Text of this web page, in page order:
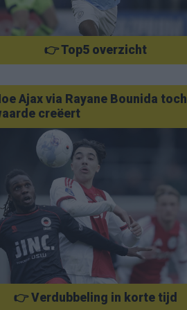
👉 Top5 overzicht
Ajax via Rayane Bounida toch
creëert
👉 Verdubbeling in korte tijd